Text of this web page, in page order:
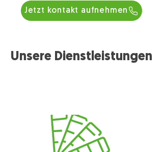
Jetzt kontakt aufnehmen
Unsere Dienstleistungen